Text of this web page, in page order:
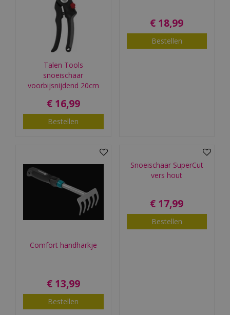
Talen Tools
snoeischaar
voorbijsnijdend 20cm
€ 16,99
Bestellen
€ 18,99
Bestellen
Comfort handharkje
€ 13,99
Bestellen
Snoeischaar SuperCut
vers hout
€ 17,99
Bestellen